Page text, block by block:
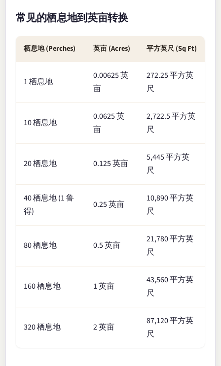
常见的栖息地到英亩转换
栖息地 (Perches) 英亩 (Acres) 平方英尺 (Sq Ft)
1 栖息地
0.00625 英
亩
272.25 平方英
尺
10 栖息地
0.0625 英
亩
2,722.5 平方英
尺
20 栖息地 0.125 英亩
5,445 平方英
尺
40 栖息地 (1 鲁
得)
0.25 英亩
10,890 平方英
尺
80 栖息地 0.5 英亩
21,780 平方英
尺
160 栖息地 1 英亩
43,560 平方英
尺
320 栖息地 2 英亩
87,120 平方英
尺